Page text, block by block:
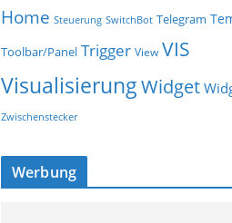
Home Steuerung SwitchBot Telegram
Toolbar/Panel Trigger View VIS
VisualisierungWidget
Zwischenstecker
Werbung